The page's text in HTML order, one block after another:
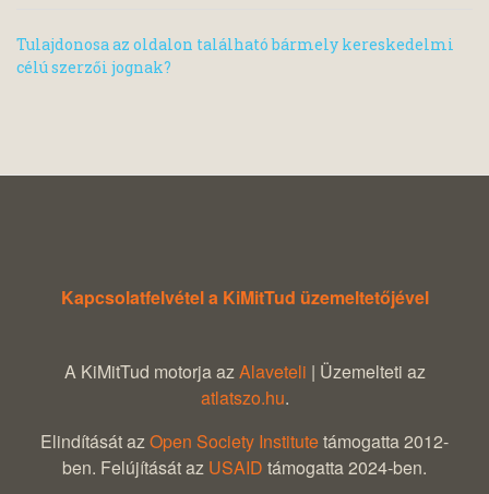
Tulajdonosa az oldalon található bármely kereskedelmi
célú szerzői jognak?
Kapcsolatfelvétel a KiMitTud üzemeltetőjével
A KiMitTud motorja az Alaveteli | Üzemelteti az
atlatszo.hu.
Elindítását az Open Society Institutetámogatta 2012-
ben. Felújítását az USAID támogatta 2024-ben.